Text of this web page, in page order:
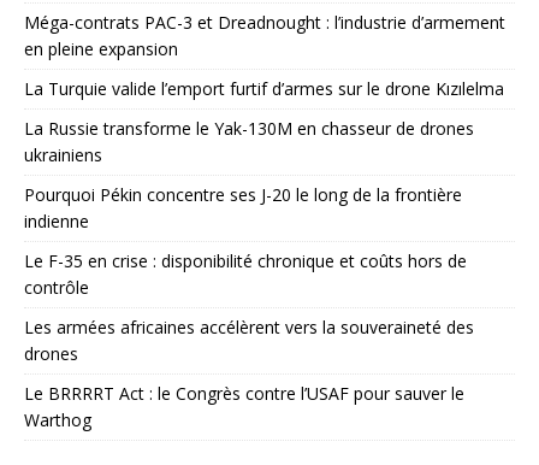
Méga-contrats PAC-3 et Dreadnought : l’industrie d’armement
en pleine expansion
La Turquie valide l’emport furtif d’armes sur le drone Kızılelma
La Russie transforme le Yak-130M en chasseur de drones
ukrainiens
Pourquoi Pékin concentre ses J-20 le long de la frontière
indienne
Le F-35 en crise : disponibilité chronique et coûts hors de
contrôle
Les armées africaines accélèrent vers la souveraineté des
drones
Le BRRRRT Act : le Congrès contre l’USAF pour sauver le
Warthog